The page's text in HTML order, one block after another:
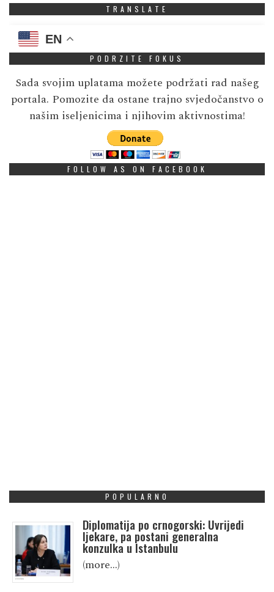
TRANSLATE
EN
PODRZITE FOKUS
Sada svojim uplatama možete podržati rad našeg
portala. Pomozite da ostane trajno svjedočanstvo o
našim iseljenicima i njihovim aktivnostima!
FOLLOW AS ON FACEBOOK
POPULARNO
Diplomatija po crnogorski: Uvrijedi
ljekare, pa postani generalna
konzulka u Istanbulu
(more…)